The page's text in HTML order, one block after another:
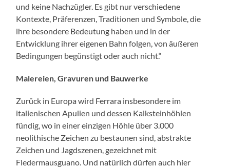
und keine Nachzügler. Es gibt nur verschiedene
Kontexte, Präferenzen, Traditionen und Symbole, die
ihre besondere Bedeutung haben und in der
Entwicklung ihrer eigenen Bahn folgen, von äußeren
Bedingungen begünstigt oder auch nicht.“
Malereien, Gravuren und Bauwerke
Zurück in Europa wird Ferrara insbesondere im
italienischen Apulien und dessen Kalksteinhöhlen
fündig, wo in einer einzigen Höhle über 3.000
neolithische Zeichen zu bestaunen sind, abstrakte
Zeichen und Jagdszenen, gezeichnet mit
Fledermausguano. Und natürlich dürfen auch hier